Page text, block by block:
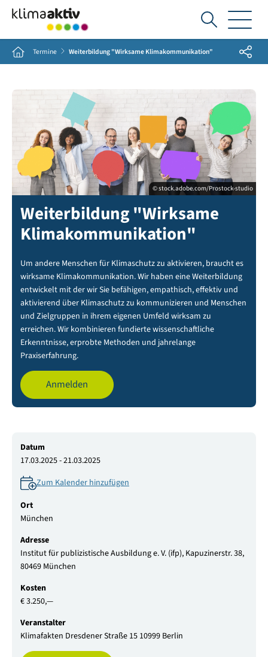
Ich
suche...
Home Termine Weiterbildung "Wirksame Klimakommunikation" Share
© stock.adobe.com/Prostock-studio
Weiterbildung "Wirksame
Klimakommunikation"
Um andere Menschen für Klimaschutz zu aktivieren, braucht es
wirksame Klimakommunikation. Wir haben eine Weiterbildung
entwickelt mit der wir Sie befähigen, empathisch, effektiv und
aktivierend über Klimaschutz zu kommunizieren und Menschen
und Zielgruppen in ihrem eigenen Umfeld wirksam zu
erreichen. Wir kombinieren fundierte wissenschaftliche
Erkenntnisse, erprobte Methoden und jahrelange
Praxiserfahrung.
Anmelden
Datum
17.03.2025 - 21.03.2025
Zum Kalender hinzufügen
Ort
München
Adresse
Institut für publizistische Ausbildung e. V. (ifp), Kapuzinerstr. 38,
80469 München
Kosten
€ 3.250,—
Veranstalter
Klimafakten Dresdener Straße 15 10999 Berlin